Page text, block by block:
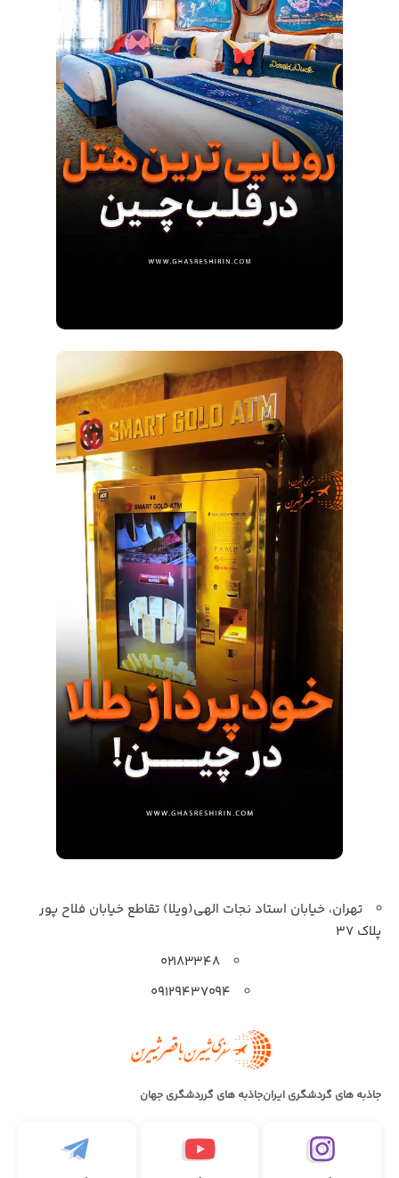
تهران، خیابان استاد نجات الهی(ویلا) تقاطع خیابان فلاح پور
پلاک 37
۰۲۱۸۳۳۴۸
۰۹۱۲۹۴۳۷۰۹۴
جاذبه های گردشگری ایرانجاذبه های گرردشگری جهان